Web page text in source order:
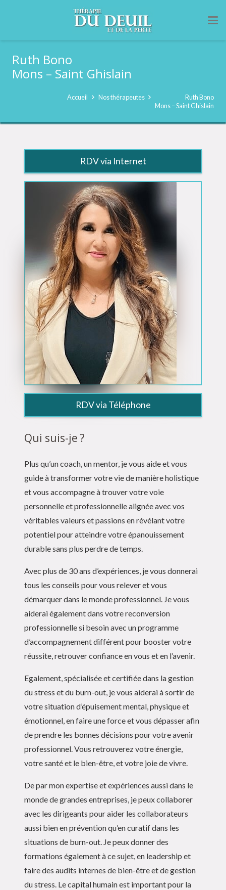
Ruth Bono
Mons – Saint Ghislain
Accueil Nos thérapeutes
Ruth Bono
Mons – Saint Ghislain
RDV via Internet
RDV via Téléphone
Qui suis-je ?
Plus qu’un coach, un mentor, je vous aide et vous
guide à transformer votre vie de manière holistique
et vous accompagne à trouver votre voie
personnelle et professionnelle alignée avec vos
véritables valeurs et passions en révélant votre
potentiel pour atteindre votre épanouissement
durable sans plus perdre de temps.
Avec plus de 30 ans d’expériences, je vous donnerai
tous les conseils pour vous relever et vous
démarquer dans le monde professionnel. Je vous
aiderai également dans votre reconversion
professionnelle si besoin avec un programme
d’accompagnement différent pour booster votre
réussite, retrouver confiance en vous et en l’avenir.
Egalement, spécialisée et certifiée dans la gestion
du stress et du burn-out, je vous aiderai à sortir de
votre situation d’épuisement mental, physique et
émotionnel, en faire une force et vous dépasser afin
de prendre les bonnes décisions pour votre avenir
professionnel. Vous retrouverez votre énergie,
votre santé et le bien-être, et votre joie de vivre.
De par mon expertise et expériences aussi dans le
monde de grandes entreprises, je peux collaborer
avec les dirigeants pour aider les collaborateurs
aussi bien en prévention qu’en curatif dans les
situations de burn-out. Je peux donner des
formations également à ce sujet, en leadership et
faire des audits internes de bien-être et de gestion
du stress. Le capital humain est important pour la